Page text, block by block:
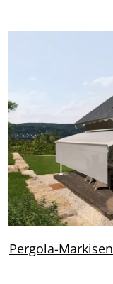
Pergola-Markisen